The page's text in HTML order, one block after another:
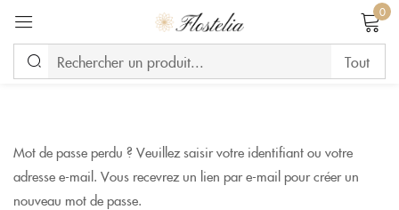
0
Mot de passe perdu ? Veuillez saisir votre identifiant ou votre
adresse e-mail. Vous recevrez un lien par e-mail pour créer un
nouveau mot de passe.
Se connecter
Se souvenir de moi Mot de passe perdu ?